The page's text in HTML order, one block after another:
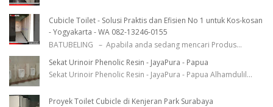
Cubicle Toilet - Solusi Praktis dan Efisien No 1 untuk Kos-kosan
- Yogyakarta - WA 082-13246-0155
BATUBELING – Apabila anda sedang mencari Produs...
Sekat Urinoir Phenolic Resin - JayaPura - Papua
Sekat Urinoir Phenolic Resin - JayaPura - Papua Alhamdulil...
Proyek Toilet Cubicle di Kenjeran Park Surabaya